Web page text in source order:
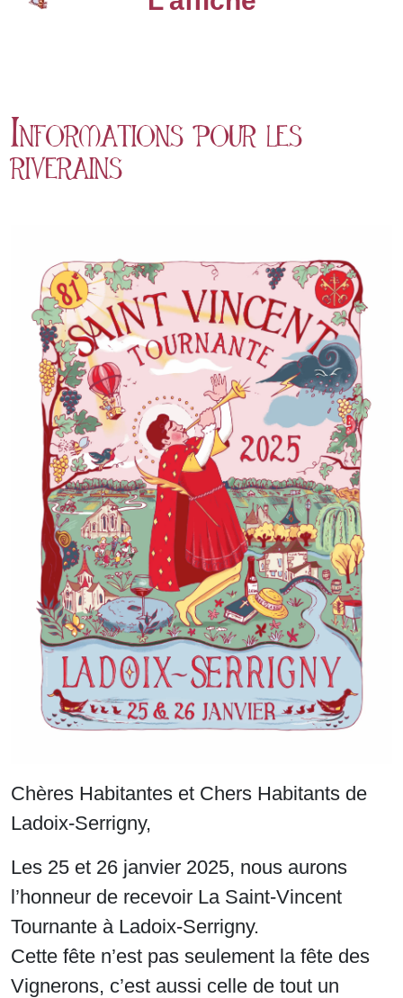
Informations pour les
riverains
Chères Habitantes et Chers Habitants de
Ladoix-Serrigny,
Les 25 et 26 janvier 2025, nous aurons
l’honneur de recevoir La Saint-Vincent
Tournante à Ladoix-Serrigny.
Cette fête n’est pas seulement la fête des
Vignerons, c’est aussi celle de tout un